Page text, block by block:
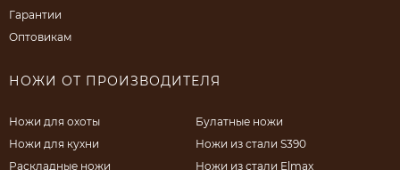
Гарантии
Оптовикам
НОЖИ ОТ ПРОИЗВОДИТЕЛЯ
Ножи для охоты
Ножи для кухни
Раскладные ножи
Булатные ножи
Ножи из стали S390
Ножи из стали Elmax